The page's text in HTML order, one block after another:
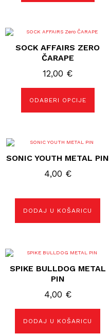
SOCK AFFAIRS ZERO
ČARAPE
12,00 €
ODABERI OPCIJE
Ovaj
ima
varijanti.
Opcije
se
na
SONIC YOUTH METAL PIN
4,00 €
DODAJ U KOŠARICU
SPIKE BULLDOG METAL
PIN
4,00 €
DODAJ U KOŠARICU